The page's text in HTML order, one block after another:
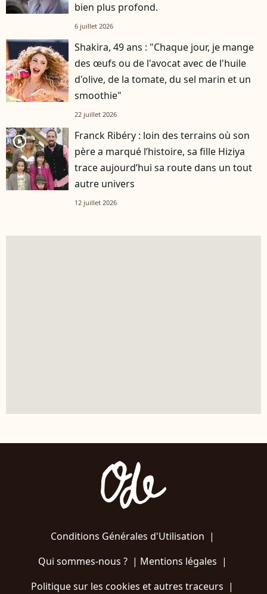
bien plus profond.
6 juillet 2026
Shakira, 49 ans : "Chaque jour, je mange
des œufs ou de l'avocat avec de l'huile
d'olive, de la tomate, du sel marin et un
smoothie"
22 juillet 2026
player2
Franck Ribéry : loin des terrains où son
père a marqué l’histoire, sa fille Hiziya
trace aujourd’hui sa route dans un tout
autre univers
12 juillet 2026
Conditions Générales d'Utilisation |
Qui sommes-nous ?| Mentions légales |
Politique sur les cookies et autres traceurs |